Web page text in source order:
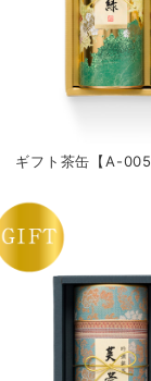
ギフト茶缶【A-